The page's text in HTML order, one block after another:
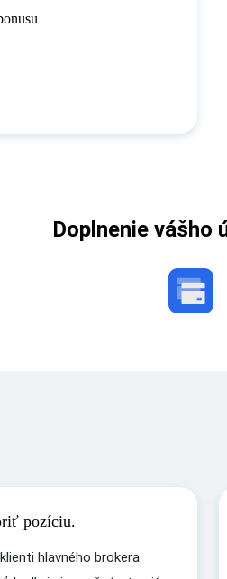
Doplnenie vášho
pozíciu.
hlavného brokera